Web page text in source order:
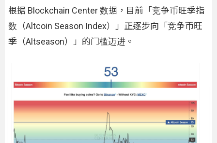
根据 Blockchain Center 数据，目前「竞争币旺季指
数（Altcoin Season Index）」正逐步向「竞争币旺
季（Altseason）」的门槛迈进。